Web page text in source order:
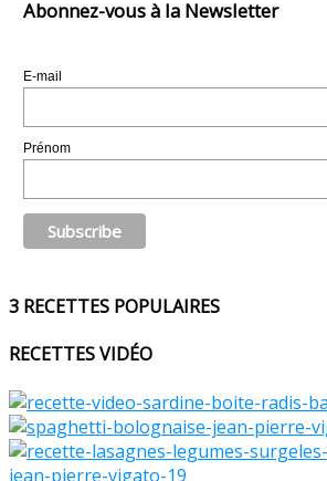
Abonnez-vous à la Newsletter
E-mail
Prénom
3 RECETTES POPULAIRES
RECETTES VIDÉO